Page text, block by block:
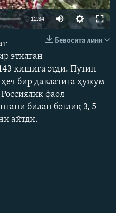
360p 480p
12:34
480p
1080p
Бевосита линк
этилган
кишига этди. Путин
бир давлатига ҳужум
фаол
билан боғлиқ 3, 5
айтди.